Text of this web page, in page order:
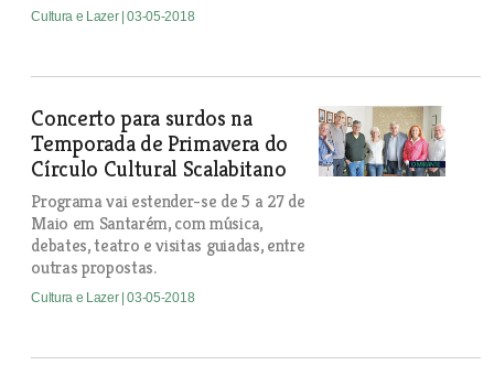
Cultura e Lazer | 03-05-2018
Concerto para surdos na
Temporada de Primavera do
Círculo Cultural Scalabitano
Programa vai estender-se de 5 a 27 de
Maio em Santarém, com música,
debates, teatro e visitas guiadas, entre
outras propostas.
Cultura e Lazer | 03-05-2018